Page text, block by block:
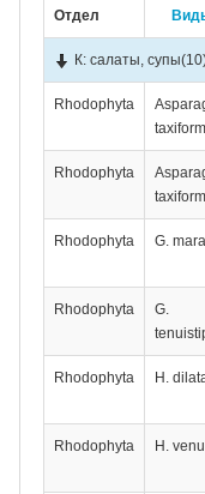
Отдел
К: салаты, супы
Rhodophyta
Rhodophyta
Rhodophyta G.
Rhodophyta
G.
Rhodophyta H.
Rhodophyta H.